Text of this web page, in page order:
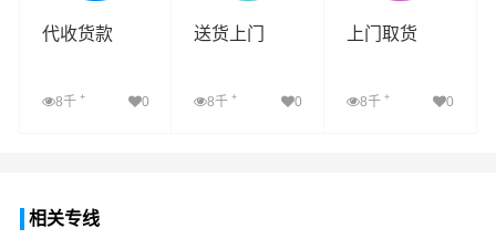
代收货款
8千 + 0
送货上门
8千+ 0
上门取货
8千 + 0
相关专线